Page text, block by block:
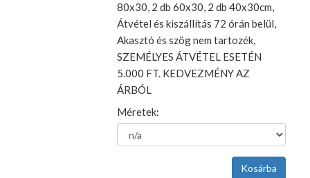
80x30, 2 db 60x30, 2 db 40x30cm,
Átvétel és kiszállítás 72 órán belül,
Akasztó és szög nem tartozék,
SZEMÉLYES ÁTVÉTEL ESETÉN
5.000 FT. KEDVEZMÉNY AZ
ÁRBÓL
Méretek: